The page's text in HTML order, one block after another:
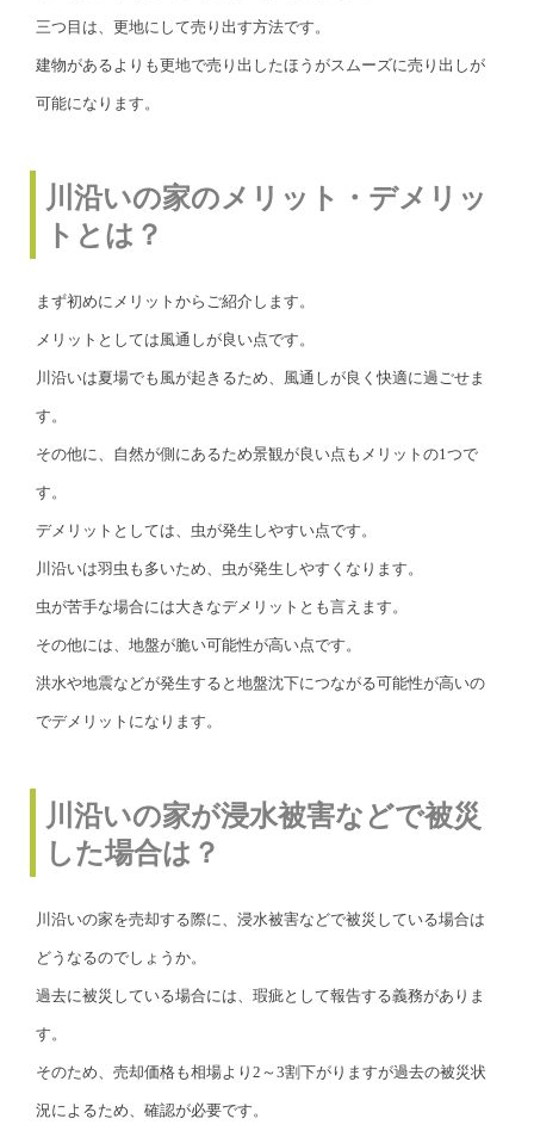
三つ目は、更地にして売り出す方法です。
建物があるよりも更地で売り出したほうがスムーズに売り出しが
可能になります。
川沿いの家のメリット・デメリッ
トとは？
まず初めにメリットからご紹介します。
メリットとしては風通しが良い点です。
川沿いは夏場でも風が起きるため、風通しが良く快適に過ごせま
す。
その他に、自然が側にあるため景観が良い点もメリットの1つで
す。
デメリットとしては、虫が発生しやすい点です。
川沿いは羽虫も多いため、虫が発生しやすくなります。
虫が苦手な場合には大きなデメリットとも言えます。
その他には、地盤が脆い可能性が高い点です。
洪水や地震などが発生すると地盤沈下につながる可能性が高いの
でデメリットになります。
川沿いの家が浸水被害などで被災
した場合は？
川沿いの家を売却する際に、浸水被害などで被災している場合は
どうなるのでしょうか。
過去に被災している場合には、瑕疵として報告する義務がありま
す。
そのため、売却価格も相場より2～3割下がりますが過去の被災状
況によるため、確認が必要です。